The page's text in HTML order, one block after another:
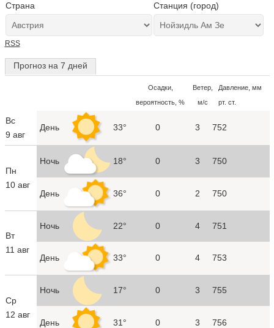
Страна Станция (город)
RSS
Прогноз на 7 дней
Осадки,
вероятность, %
Ветер,
м/с
Давление, мм
рт. ст.
Вс
9 авг
День 33° 0 3 752
Пн
10 авг
Ночь 18° 0 3 750
День 36° 0 2 750
Вт
11 авг
Ночь 22° 0 4 751
День 33° 0 4 753
Ср
12 авг
Ночь 17° 0 3 755
День 31° 0 3 756